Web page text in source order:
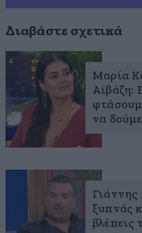
Διαβάστε σχετικά
Μαρία
Αϊβάζη:
να
Γιάννης
ξυπνάς
βλέπεις